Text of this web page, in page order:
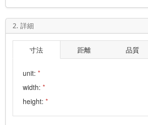
2. 詳細
寸法 距離 品質
unit: *
width: *
height: *